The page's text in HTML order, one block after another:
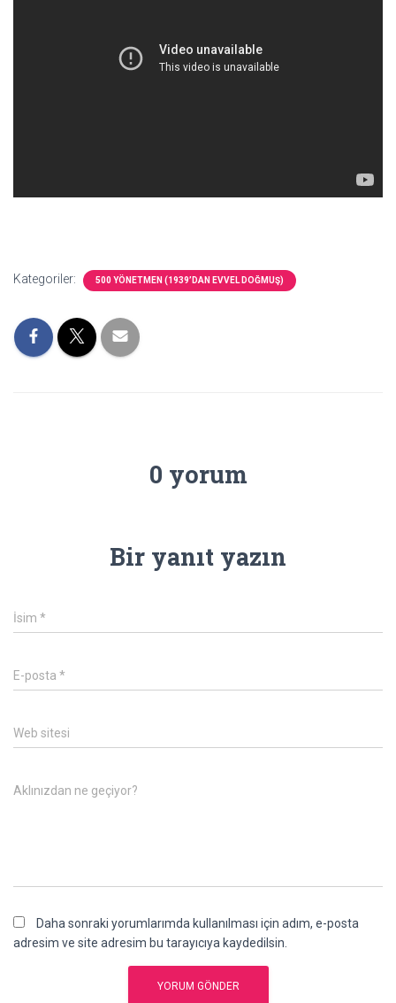
Kategoriler: 500 YÖNETMEN (1939’DAN EVVEL DOĞMUŞ)
0 yorum
Bir yanıt yazın
İsim *
E-posta *
Web sitesi
Aklınızdan ne geçiyor?
Daha sonraki yorumlarımda kullanılması için adım, e-posta
adresim ve site adresim bu tarayıcıya kaydedilsin.